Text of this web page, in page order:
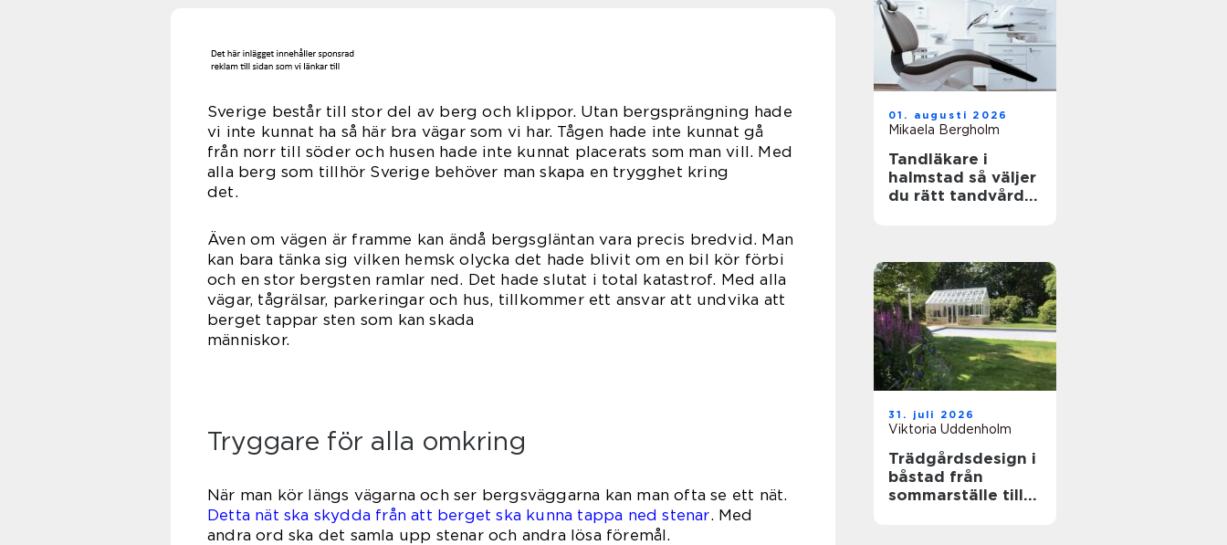
Sverige består till stor del av berg och klippor. Utan bergsprängning hade
vi inte kunnat ha så här bra vägar som vi har. Tågen hade inte kunnat gå
från norr till söder och husen hade inte kunnat placerats som man vill. Med
alla berg som tillhör Sverige behöver man skapa en trygghet kring
det.
Även om vägen är framme kan ändå bergsgläntan vara precis bredvid. Man
kan bara tänka sig vilken hemsk olycka det hade blivit om en bil kör förbi
och en stor bergsten ramlar ned. Det hade slutat i total katastrof. Med alla
vägar, tågrälsar, parkeringar och hus, tillkommer ett ansvar att undvika att
berget tappar sten som kan skada
människor.
Tryggare för alla omkring
När man kör längs vägarna och ser bergsväggarna kan man ofta se ett nät.
Detta nät ska skydda från att berget ska kunna tappa ned stenar. Med
andra ord ska det samla upp stenar och andra lösa föremål.
01. augusti 2026
Mikaela Bergholm
Tandläkare i
halmstad så väljer
du rätt tandvård
31. juli 2026
Viktoria Uddenholm
Trädgårdsdesign i
båstad från
sommarställe till